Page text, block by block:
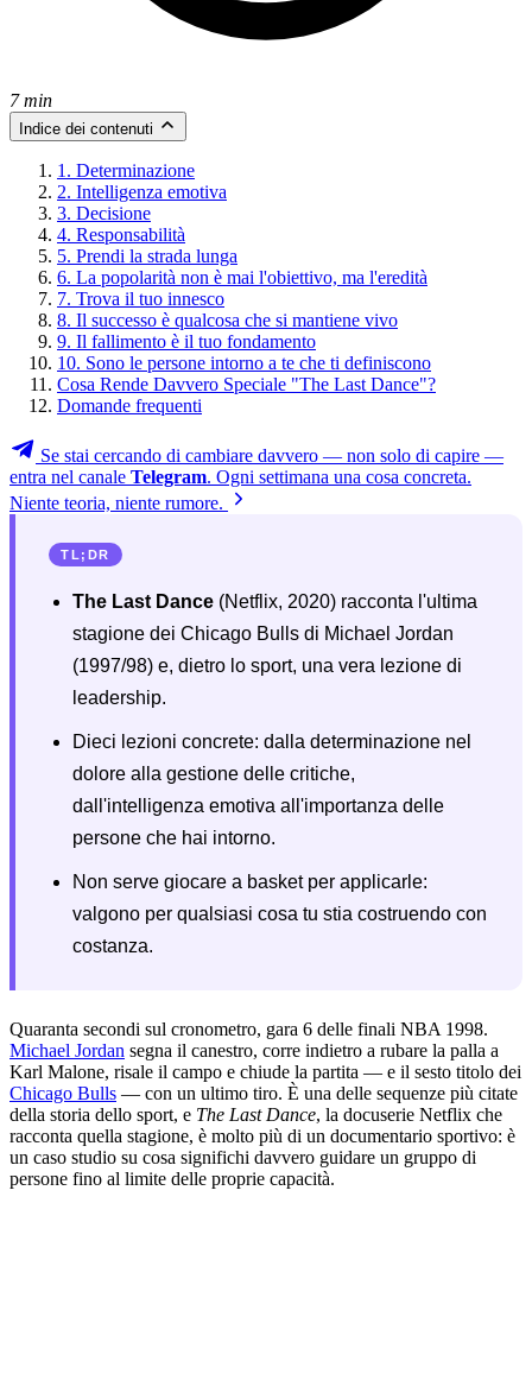
7 min
Indice dei contenuti
1. Determinazione
2. Intelligenza emotiva
3. Decisione
4. Responsabilità
5. Prendi la strada lunga
6. La popolarità non è mai l'obiettivo, ma l'eredità
7. Trova il tuo innesco
8. Il successo è qualcosa che si mantiene vivo
9. Il fallimento è il tuo fondamento
10. Sono le persone intorno a te che ti definiscono
Cosa Rende Davvero Speciale "The Last Dance"?
Domande frequenti
Se stai cercando di cambiare davvero — non solo di capire —
entra nel canale Telegram. Ogni settimana una cosa concreta.
Niente teoria, niente rumore.
TL;DR
The Last Dance (Netflix, 2020) racconta l'ultima
stagione dei Chicago Bulls di Michael Jordan
(1997/98) e, dietro lo sport, una vera lezione di
leadership.
Dieci lezioni concrete: dalla determinazione nel
dolore alla gestione delle critiche,
dall'intelligenza emotiva all'importanza delle
persone che hai intorno.
Non serve giocare a basket per applicarle:
valgono per qualsiasi cosa tu stia costruendo con
costanza.
Quaranta secondi sul cronometro, gara 6 delle finali NBA 1998.
Michael Jordan segna il canestro, corre indietro a rubare la palla a
Karl Malone, risale il campo e chiude la partita — e il sesto titolo dei
Chicago Bulls — con un ultimo tiro. È una delle sequenze più citate
della storia dello sport, e The Last Dance, la docuserie Netflix che
racconta quella stagione, è molto più di un documentario sportivo: è
un caso studio su cosa significhi davvero guidare un gruppo di
persone fino al limite delle proprie capacità.